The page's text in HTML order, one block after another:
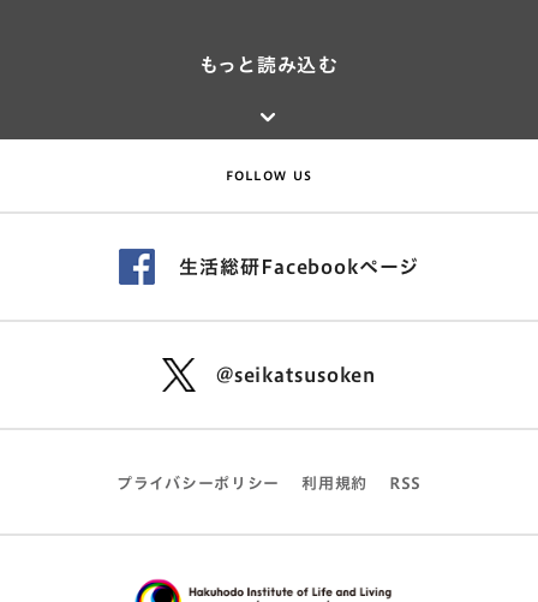
もっと読み込む
FOLLOW US
生活総研Facebookページ
@seikatsusoken
プライバシーポリシー 利用規約 RSS